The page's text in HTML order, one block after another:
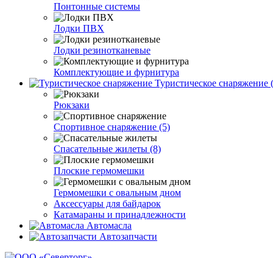
Понтонные системы
Лодки ПВХ
Лодки резинотканевые
Комплектующие и фурнитура
Туристическое снаряжение
Рюкзаки
Спортивное снаряжение (5)
Спасательные жилеты (8)
Плоские гермомешки
Гермомешки с овальным дном
Аксессуары для байдарок
Катамараны и принадлежности
Автомасла
Автозапчасти